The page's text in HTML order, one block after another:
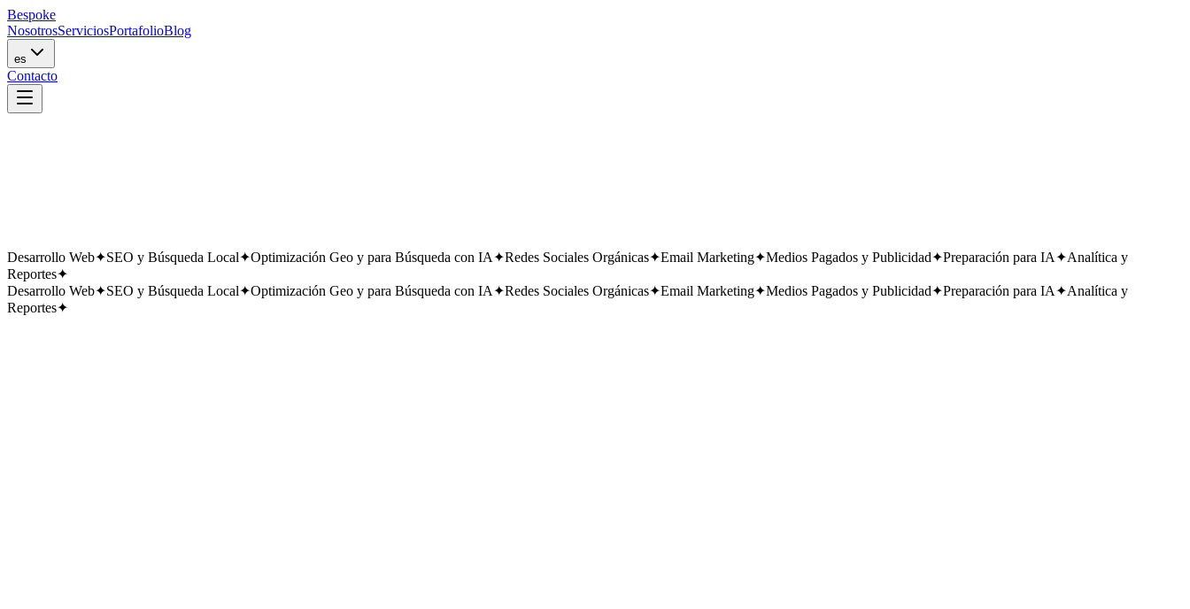
Bespoke
NosotrosServiciosPortafolioBlog
es
Contacto
Desarrollo Web✦SEO y Búsqueda Local✦Optimización Geo y para Búsqueda con IA✦Redes Sociales Orgánicas✦Email Marketing✦Medios Pagados y Publicidad✦Preparación para IA✦Analítica y
Reportes✦
Desarrollo Web✦SEO y Búsqueda Local✦Optimización Geo y para Búsqueda con IA✦Redes Sociales Orgánicas✦Email Marketing✦Medios Pagados y Publicidad✦Preparación para IA✦Analítica y
Reportes✦